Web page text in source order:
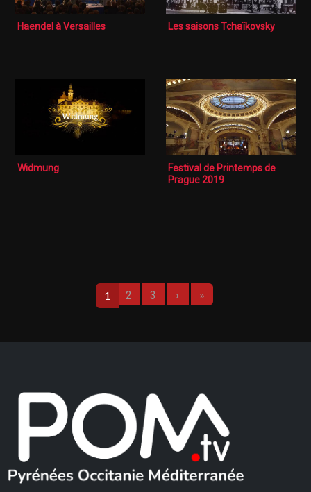
Haendel à Versailles Les saisons Tchaïkovsky
Widmung
Festival de Printemps de
Prague 2019
1 2 3 › Page suivante
»Dernière page